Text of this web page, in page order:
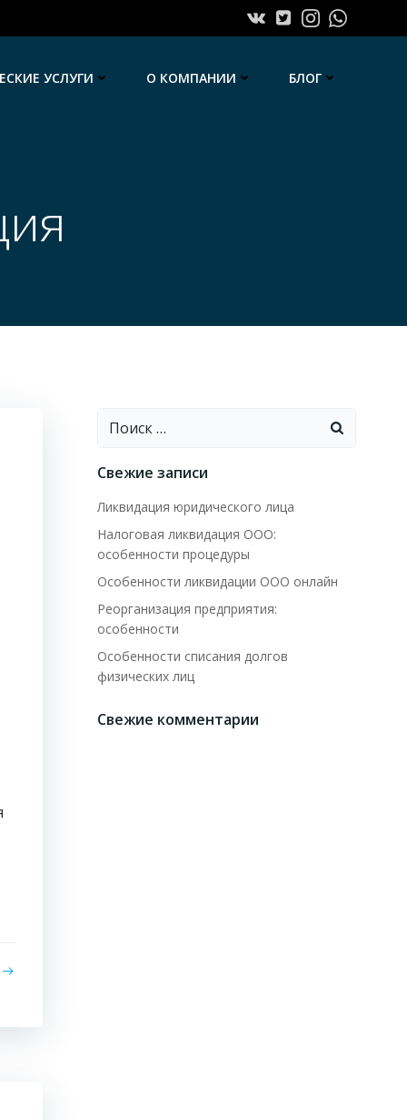
УСЛУГИ О КОМПАНИИ БЛОГ
Найти:
Свежие записи
Ликвидация юридического лица
Налоговая ликвидация ООО:
особенности процедуры
Особенности ликвидации ООО онлайн
Реорганизация предприятия:
особенности
Особенности списания долгов
физических лиц
Свежие комментарии